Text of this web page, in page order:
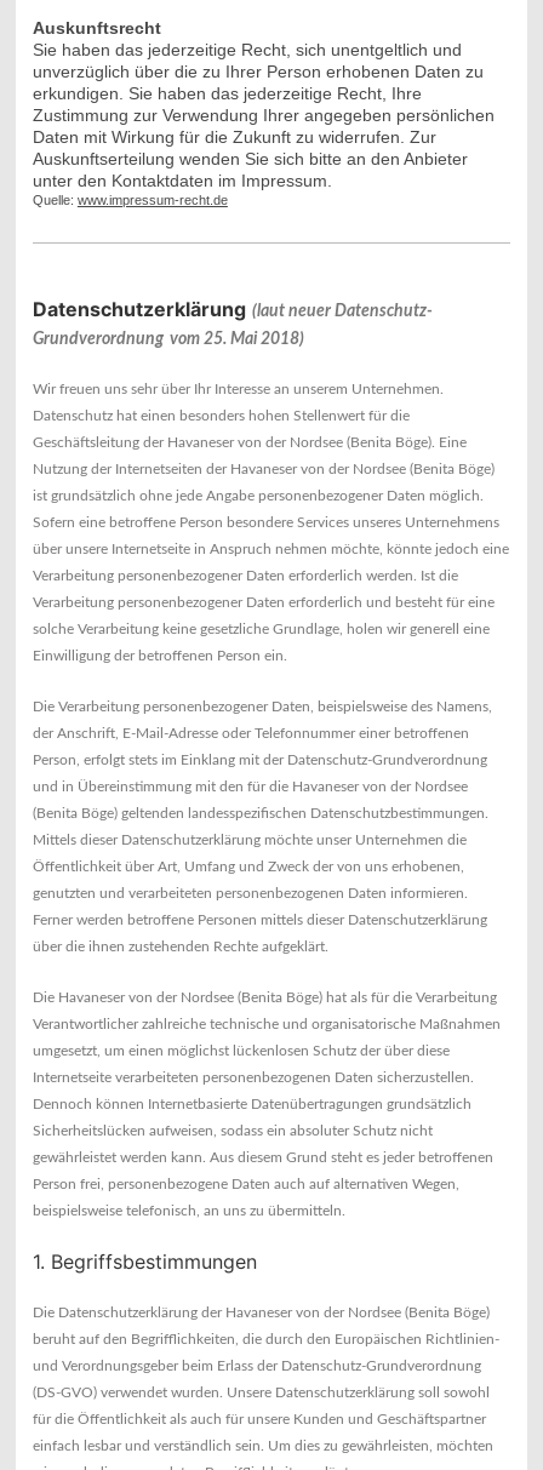
Auskunftsrecht
Sie haben das jederzeitige Recht, sich unentgeltlich und
unverzüglich über die zu Ihrer Person erhobenen Daten zu
erkundigen. Sie haben das jederzeitige Recht, Ihre
Zustimmung zur Verwendung Ihrer angegeben persönlichen
Daten mit Wirkung für die Zukunft zu widerrufen. Zur
Auskunftserteilung wenden Sie sich bitte an den Anbieter
unter den Kontaktdaten im Impressum.
Quelle: www.impressum-recht.de
Datenschutzerklärung (laut neuer Datenschutz-
Grundverordnung vom 25. Mai 2018)
Wir freuen uns sehr über Ihr Interesse an unserem Unternehmen.
Datenschutz hat einen besonders hohen Stellenwert für die
Geschäftsleitung der Havaneser von der Nordsee (Benita Böge). Eine
Nutzung der Internetseiten der Havaneser von der Nordsee (Benita Böge)
ist grundsätzlich ohne jede Angabe personenbezogener Daten möglich.
Sofern eine betroffene Person besondere Services unseres Unternehmens
über unsere Internetseite in Anspruch nehmen möchte, könnte jedoch eine
Verarbeitung personenbezogener Daten erforderlich werden. Ist die
Verarbeitung personenbezogener Daten erforderlich und besteht für eine
solche Verarbeitung keine gesetzliche Grundlage, holen wir generell eine
Einwilligung der betroffenen Person ein.
Die Verarbeitung personenbezogener Daten, beispielsweise des Namens,
der Anschrift, E-Mail-Adresse oder Telefonnummer einer betroffenen
Person, erfolgt stets im Einklang mit der Datenschutz-Grundverordnung
und in Übereinstimmung mit den für die Havaneser von der Nordsee
(Benita Böge) geltenden landesspezifischen Datenschutzbestimmungen.
Mittels dieser Datenschutzerklärung möchte unser Unternehmen die
Öffentlichkeit über Art, Umfang und Zweck der von uns erhobenen,
genutzten und verarbeiteten personenbezogenen Daten informieren.
Ferner werden betroffene Personen mittels dieser Datenschutzerklärung
über die ihnen zustehenden Rechte aufgeklärt.
Die Havaneser von der Nordsee (Benita Böge) hat als für die Verarbeitung
Verantwortlicher zahlreiche technische und organisatorische Maßnahmen
umgesetzt, um einen möglichst lückenlosen Schutz der über diese
Internetseite verarbeiteten personenbezogenen Daten sicherzustellen.
Dennoch können Internetbasierte Datenübertragungen grundsätzlich
Sicherheitslücken aufweisen, sodass ein absoluter Schutz nicht
gewährleistet werden kann. Aus diesem Grund steht es jeder betroffenen
Person frei, personenbezogene Daten auch auf alternativen Wegen,
beispielsweise telefonisch, an uns zu übermitteln.
1. Begriffsbestimmungen
Die Datenschutzerklärung der Havaneser von der Nordsee (Benita Böge)
beruht auf den Begrifflichkeiten, die durch den Europäischen Richtlinien-
und Verordnungsgeber beim Erlass der Datenschutz-Grundverordnung
(DS-GVO) verwendet wurden. Unsere Datenschutzerklärung soll sowohl
für die Öffentlichkeit als auch für unsere Kunden und Geschäftspartner
einfach lesbar und verständlich sein. Um dies zu gewährleisten, möchten